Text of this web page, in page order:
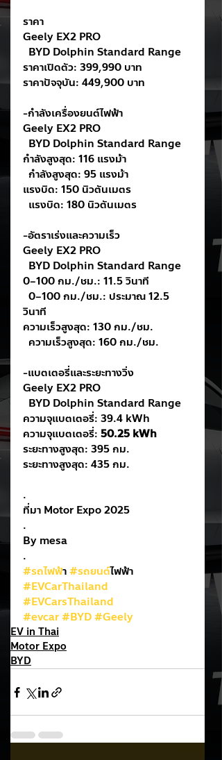
ราคา
Geely EX2 PRO
BYD Dolphin Standard Range
ราคาเปิดตัว: 399,990 บาท
ราคาปัจจุบัน: 449,900 บาท
-กำลังเครื่องยนต์ไฟฟ้า
Geely EX2 PRO
BYD Dolphin Standard Range
กำลังสูงสุด: 116 แรงม้า
กำลังสูงสุด: 95 แรงม้า
แรงบิด: 150 นิวตันเมตร
แรงบิด: 180 นิวตันเมตร
-อัตราเร่งและความเร็ว
Geely EX2 PRO
BYD Dolphin Standard Range
0–100 กม./ชม.: 11.5 วินาที
0–100 กม./ชม.: ประมาณ 12.5
วินาที
ความเร็วสูงสุด: 130 กม./ชม.
ความเร็วสูงสุด: 160 กม./ชม.
-แบตเตอรี่และระยะทางวิ่ง
Geely EX2 PRO
BYD Dolphin Standard Range
ความจุแบตเตอรี่: 39.4 kWh
ความจุแบตเตอรี่: 50.25 kWh
ระยะทางสูงสุด: 395 กม.
ระยะทางสูงสุด: 435 กม.
.
ที่มา Motor Expo 2025
.
By mesa
.
#รถไฟฟ้า #รถยนต์ไฟฟ้า
#EVCarThailand
#EVCarsThailand
#evcar#BYD#Geely
EV in Thai
Motor Expo
BYD